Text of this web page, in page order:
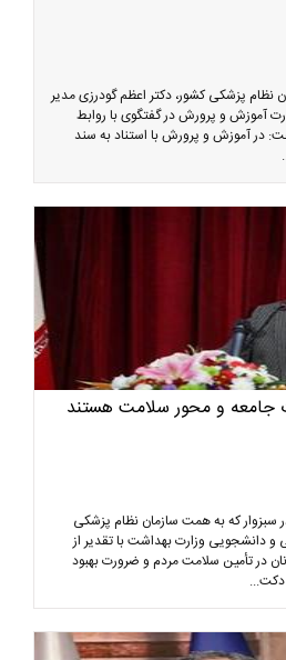
نظام پزشکی کشور، دکتر اعظم گودرزی مدیر
آموزش و پرورش در گفتگوی با روابط
در آموزش و پرورش با استناد به سند
جامعه و محور سلامت هستند
سبزوار که به همت سازمان نظام پزشکی
و دانشجویی وزارت بهداشت با تقدیر از
در تأمین سلامت مردم و ضرورت بهبود
دکت...